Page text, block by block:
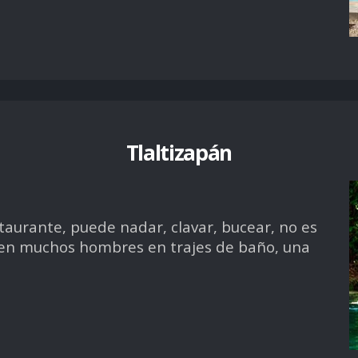
Tlaltizapán
puede nadar, clavar, bucear, no es
muchos hombres en trajes de baño, una